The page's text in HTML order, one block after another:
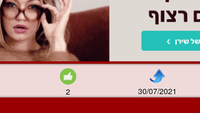
2 30/07/2021